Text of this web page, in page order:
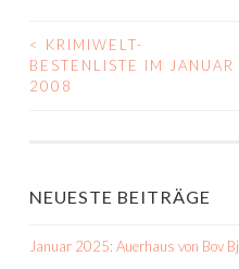
BEITRAGS-
NAVIGATION
<
KRIMIWELT-
BESTENLISTE IM JANUAR
2008
NEUESTE BEITRÄGE
Januar 2025: Auerhaus von Bov